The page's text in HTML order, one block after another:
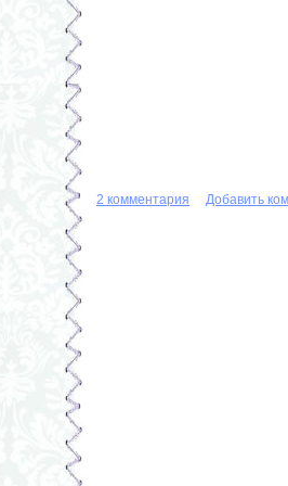
2 комментария Добавить